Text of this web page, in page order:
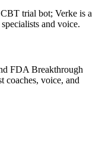
trial bot; Verke is a
and voice.
FDA Breakthrough
coaches, voice, and